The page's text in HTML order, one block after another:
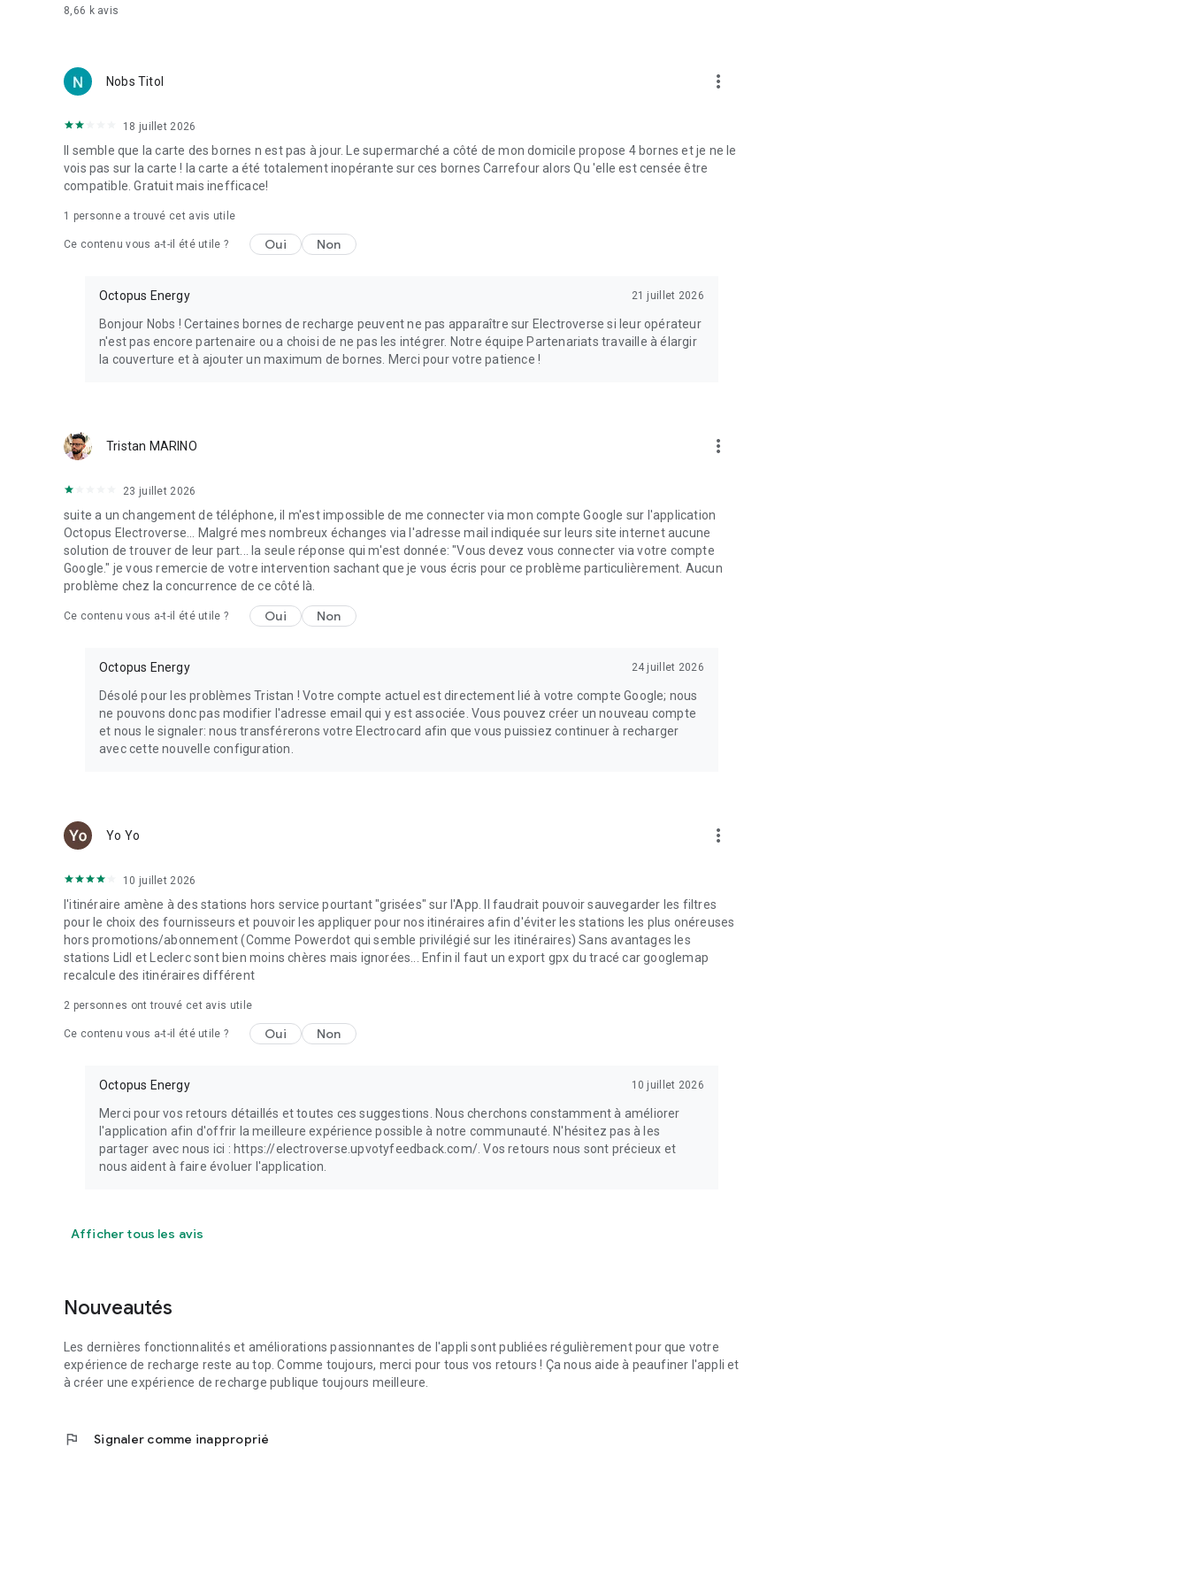
- EV charging and app development (Développement d’application et recharge de véhicule électrique, 2022) - E-
mobility Awards
8,66 kavis
Nobs Titol more_vert
18 juillet 2026
Il semble que la carte des bornes n est pas à jour. Le supermarché a côté de mon domicile propose 4 bornes et je ne le
vois pas sur la carte ! la carte a été totalement inopérante sur ces bornes Carrefour alors Qu 'elle est censée être
compatible. Gratuit mais inefficace!
1 personne a trouvé cet avis utile
Ce contenu vous a-t-il été utile ? Oui Non
Octopus Energy 21 juillet 2026
Bonjour Nobs ! Certaines bornes de recharge peuvent ne pas apparaître sur Electroverse si leur opérateur
n'est pas encore partenaire ou a choisi de ne pas les intégrer. Notre équipe Partenariats travaille à élargir
la couverture et à ajouter un maximum de bornes. Merci pour votre patience !
Tristan MARINO more_vert
23 juillet 2026
suite a un changement de téléphone, il m'est impossible de me connecter via mon compte Google sur l'application
Octopus Electroverse... Malgré mes nombreux échanges via l'adresse mail indiquée sur leurs site internet aucune
solution de trouver de leur part... la seule réponse qui m'est donnée: "Vous devez vous connecter via votre compte
Google." je vous remercie de votre intervention sachant que je vous écris pour ce problème particulièrement. Aucun
problème chez la concurrence de ce côté là.
Ce contenu vous a-t-il été utile ? Oui Non
Octopus Energy 24 juillet 2026
Désolé pour les problèmes Tristan ! Votre compte actuel est directement lié à votre compte Google; nous
ne pouvons donc pas modifier l'adresse email qui y est associée. Vous pouvez créer un nouveau compte
et nous le signaler: nous transférerons votre Electrocard afin que vous puissiez continuer à recharger
avec cette nouvelle configuration.
Yo Yo more_vert
10 juillet 2026
l'itinéraire amène à des stations hors service pourtant "grisées" sur l'App. Il faudrait pouvoir sauvegarder les filtres
pour le choix des fournisseurs et pouvoir les appliquer pour nos itinéraires afin d'éviter les stations les plus onéreuses
hors promotions/abonnement (Comme Powerdot qui semble privilégié sur les itinéraires) Sans avantages les
stations Lidl et Leclerc sont bien moins chères mais ignorées... Enfin il faut un export gpx du tracé car googlemap
recalcule des itinéraires différent
2 personnes ont trouvé cet avis utile
Ce contenu vous a-t-il été utile ? Oui Non
Octopus Energy 10 juillet 2026
Merci pour vos retours détaillés et toutes ces suggestions. Nous cherchons constamment à améliorer
l'application afin d'offrir la meilleure expérience possible à notre communauté. N'hésitez pas à les
partager avec nous ici : https://electroverse.upvotyfeedback.com/. Vos retours nous sont précieux et
nous aident à faire évoluer l'application.
Afficher tous les avis
Nouveautés
Les dernières fonctionnalités et améliorations passionnantes de l'appli sont publiées régulièrement pour que votre
expérience de recharge reste au top. Comme toujours, merci pour tous vos retours ! Ça nous aide à peaufiner l'appli et
à créer une expérience de recharge publique toujours meilleure.
flag Signaler comme inapproprié